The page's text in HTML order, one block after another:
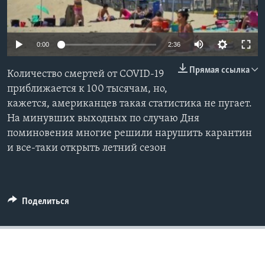
Learning English
Языки
0:00 2:36
Прямая ссылка
Количество смертей от COVID-19
приближается к 100 тысячам, но,
кажется, американцев такая статистика не пугает.
На минувших выходных по случаю Дня
поминовения многие решили нарушить карантин
и все-таки открыть летний сезон
Поделиться